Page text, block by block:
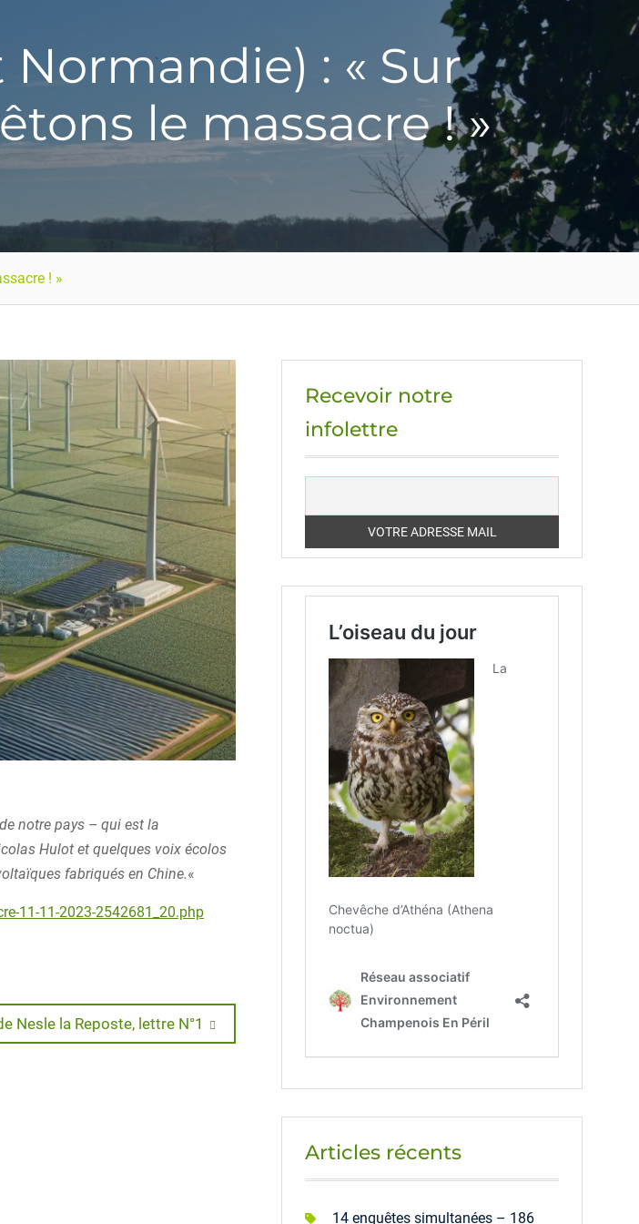
: « Sur
le massacre ! »
! »
notre pays – qui est la
Hulot et quelques voix écolos
fabriqués en Chine.«
11-11-2023-2542681_20.php
Nesle la Reposte, lettre N°1
Recevoir notre
infolettre
Articles récents
14 enquêtes simultanées – 186